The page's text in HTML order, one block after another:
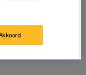
gegeven. Genoeg